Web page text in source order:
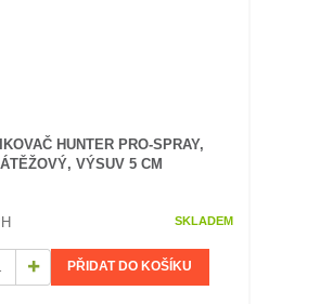
HUNTER PRO-SPRAY,
VÝSUV 5 CM
SKLADEM
PŘIDAT DO KOŠÍKU